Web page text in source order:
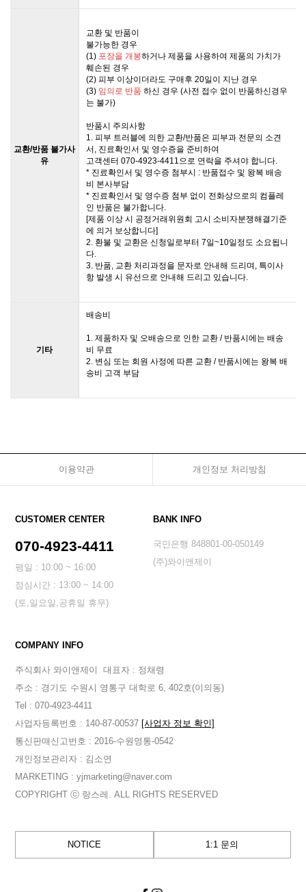
교환/반품 불가사
유
교환 및 반품이
불가능한 경우
(1) 포장을 개봉하거나 제품을 사용하여 제품의 가치가
훼손된 경우
(2) 피부 이상이더라도 구매후 20일이 지난 경우
(3) 임의로 반품 하신 경우 (사전 접수 없이 반품하신경우
는 불가)
반품시 주의사항
1. 피부 트러블에 의한 교환/반품은 피부과 전문의 소견
서, 진료확인서 및 영수증을 준비하여
고객센터 070-4923-4411으로 연락을 주셔야 합니다.
* 진료확인서 및 영수증 첨부시 : 반품접수 및 왕복 배송
비 본사부담
* 진료확인서 및 영수증 첨부 없이 전화상으로의 컴플레
인 반품은 불가합니다.
[제품 이상 시 공정거래위원회 고시 소비자분쟁해결기준
에 의거 보상합니다]
2. 환불 및 교환은 신청일로부터 7일~10일정도 소요됩니
다.
3. 반품, 교환 처리과정을 문자로 안내해 드리며, 특이사
항 발생 시 유선으로 안내해 드리고 있습니다.
기타
배송비
1. 제품하자 및 오배송으로 인한 교환 / 반품시에는 배송
비 무료
2. 변심 또는 회원 사정에 따른 교환 / 반품시에는 왕복 배
송비 고객 부담
이용약관 개인정보 처리방침
CUSTOMER CENTER
070-4923-4411
평일 : 10:00 ~ 16:00
점심시간 : 13:00 ~ 14:00
(토,일요일,공휴일 휴무)
BANK INFO
국민은행 848801-00-050149
(주)와이앤제이
COMPANY INFO
주식회사 와이앤제이
대표자 : 정채령
주소 : 경기도 수원시 영통구 대학로 6, 402호(이의동)
Tel : 070-4923-4411
사업자등록번호 : 140-87-00537 [사업자 정보 확인]
통신판매신고번호 : 2016-수원영통-0542
개인정보관리자 : 김소연
MARKETING : yjmarketing@naver.com
COPYRIGHT ⓒ 랑스레. ALL RIGHTS RESERVED
NOTICE 1:1 문의